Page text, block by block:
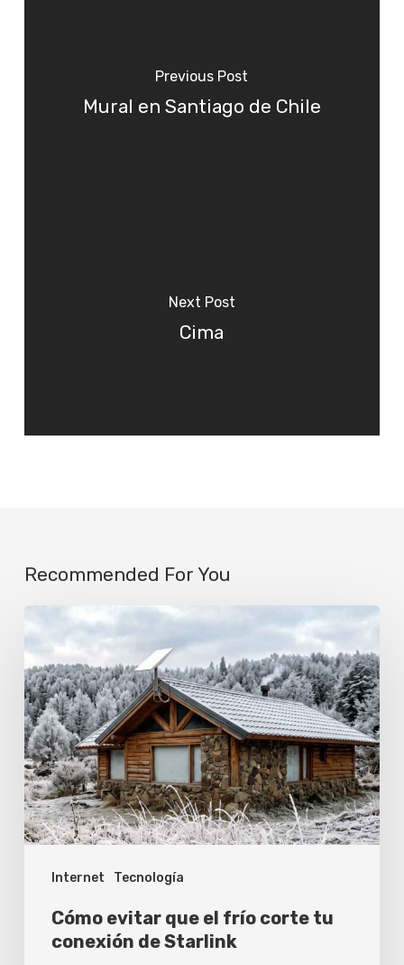
Previous Post
Mural en Santiago de Chile
Next Post
Cima
Recommended For You
Internet Tecnología
evitar
que
el
frío
corte
tu
conexión
de
Starlink
Cómo evitar que el frío corte tu
conexión de Starlink